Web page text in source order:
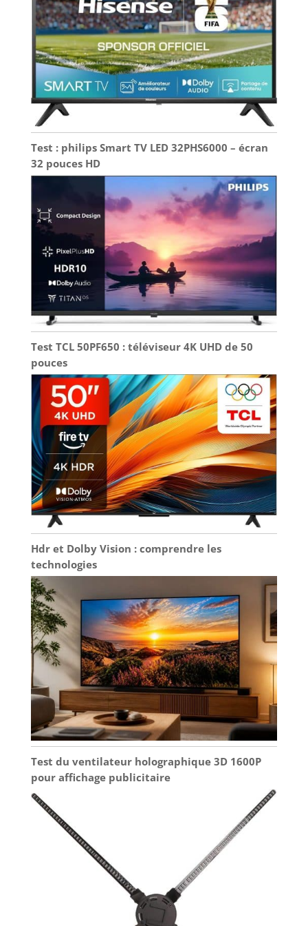
Test : philips Smart TV LED 32PHS6000 – écran
32 pouces HD
Test TCL 50PF650 : téléviseur 4K UHD de 50
pouces
Hdr et Dolby Vision : comprendre les
technologies
Test du ventilateur holographique 3D 1600P
pour affichage publicitaire